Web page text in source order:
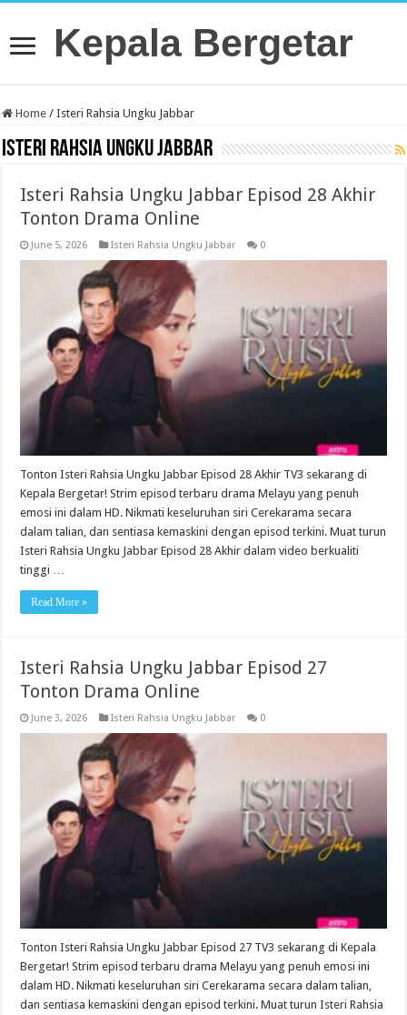
Kepala Bergetar
Home / Isteri Rahsia Ungku Jabbar
Isteri Rahsia Ungku Jabbar
Isteri Rahsia Ungku Jabbar Episod 28 Akhir
Tonton Drama Online
June 5, 2026 Isteri Rahsia Ungku Jabbar 0
Tonton Isteri Rahsia Ungku Jabbar Episod 28 Akhir TV3 sekarang di
Kepala Bergetar! Strim episod terbaru drama Melayu yang penuh
emosi ini dalam HD. Nikmati keseluruhan siri Cerekarama secara
dalam talian, dan sentiasa kemaskini dengan episod terkini. Muat turun
Isteri Rahsia Ungku Jabbar Episod 28 Akhir dalam video berkualiti
tinggi …
Read More »
Isteri Rahsia Ungku Jabbar Episod 27
Tonton Drama Online
June 3, 2026 Isteri Rahsia Ungku Jabbar 0
Tonton Isteri Rahsia Ungku Jabbar Episod 27 TV3 sekarang di Kepala
Bergetar! Strim episod terbaru drama Melayu yang penuh emosi ini
dalam HD. Nikmati keseluruhan siri Cerekarama secara dalam talian,
dan sentiasa kemaskini dengan episod terkini. Muat turun Isteri Rahsia